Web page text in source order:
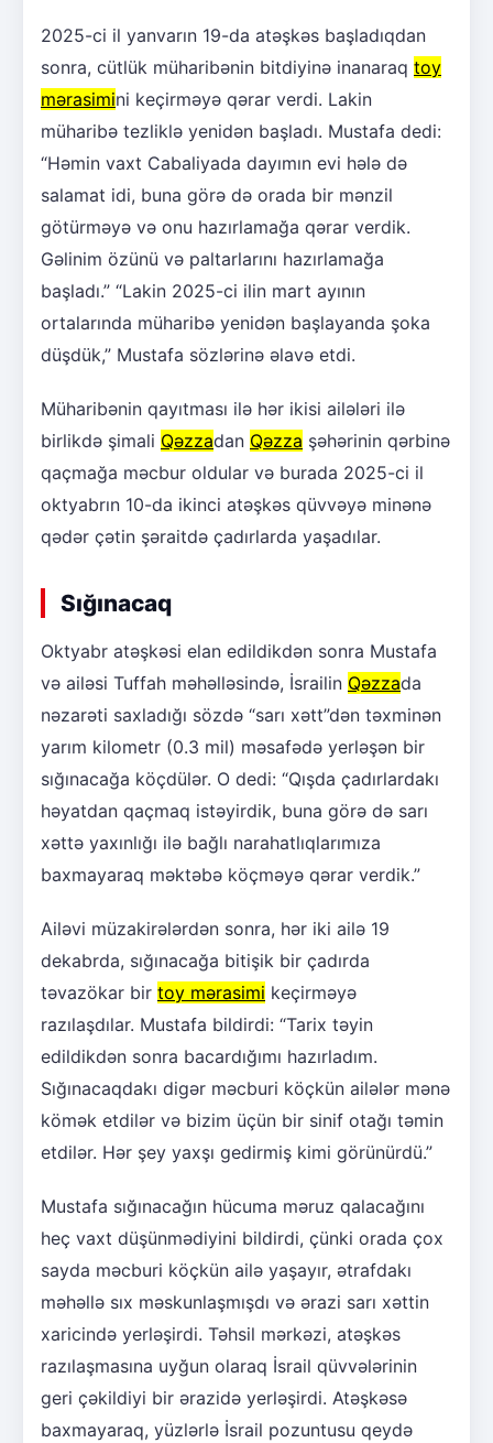
2025-ci il yanvarın 19-da atəşkəs başladıqdan
sonra, cütlük müharibənin bitdiyinə inanaraq toy
mərasimini keçirməyə qərar verdi. Lakin
müharibə tezliklə yenidən başladı. Mustafa dedi:
“Həmin vaxt Cabaliyada dayımın evi hələ də
salamat idi, buna görə də orada bir mənzil
götürməyə və onu hazırlamağa qərar verdik.
Gəlinim özünü və paltarlarını hazırlamağa
başladı.” “Lakin 2025-ci ilin mart ayının
ortalarında müharibə yenidən başlayanda şoka
düşdük,” Mustafa sözlərinə əlavə etdi.
Müharibənin qayıtması ilə hər ikisi ailələri ilə
birlikdə şimali Qəzzadan Qəzza şəhərinin qərbinə
qaçmağa məcbur oldular və burada 2025-ci il
oktyabrın 10-da ikinci atəşkəs qüvvəyə minənə
qədər çətin şəraitdə çadırlarda yaşadılar.
Sığınacaq
Oktyabr atəşkəsi elan edildikdən sonra Mustafa
və ailəsi Tuffah məhəlləsində, İsrailin Qəzzada
nəzarəti saxladığı sözdə “sarı xətt”dən təxminən
yarım kilometr (0.3 mil) məsafədə yerləşən bir
sığınacağa köçdülər. O dedi: “Qışda çadırlardakı
həyatdan qaçmaq istəyirdik, buna görə də sarı
xəttə yaxınlığı ilə bağlı narahatlıqlarımıza
baxmayaraq məktəbə köçməyə qərar verdik.”
Ailəvi müzakirələrdən sonra, hər iki ailə 19
dekabrda, sığınacağa bitişik bir çadırda
təvazökar bir toy mərasimi keçirməyə
razılaşdılar. Mustafa bildirdi: “Tarix təyin
edildikdən sonra bacardığımı hazırladım.
Sığınacaqdakı digər məcburi köçkün ailələr mənə
kömək etdilər və bizim üçün bir sinif otağı təmin
etdilər. Hər şey yaxşı gedirmiş kimi görünürdü.”
Mustafa sığınacağın hücuma məruz qalacağını
heç vaxt düşünmədiyini bildirdi, çünki orada çox
sayda məcburi köçkün ailə yaşayır, ətrafdakı
məhəllə sıx məskunlaşmışdı və ərazi sarı xəttin
xaricində yerləşirdi. Təhsil mərkəzi, atəşkəs
razılaşmasına uyğun olaraq İsrail qüvvələrinin
geri çəkildiyi bir ərazidə yerləşirdi. Atəşkəsə
baxmayaraq, yüzlərlə İsrail pozuntusu qeydə